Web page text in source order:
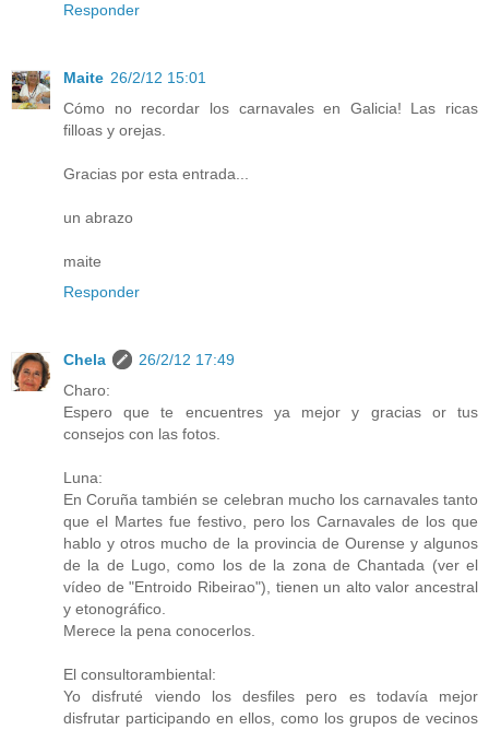
Responder
Maite 26/2/12 15:01
Cómo no recordar los carnavales en Galicia! Las ricas
filloas y orejas.
Gracias por esta entrada...
un abrazo
maite
Responder
Chela
26/2/12 17:49
Charo:
Espero que te encuentres ya mejor y gracias or tus
consejos con las fotos.
Luna:
En Coruña también se celebran mucho los carnavales tanto
que el Martes fue festivo, pero los Carnavales de los que
hablo y otros mucho de la provincia de Ourense y algunos
de la de Lugo, como los de la zona de Chantada (ver el
vídeo de "Entroido Ribeirao"), tienen un alto valor ancestral
y etonográfico.
Merece la pena conocerlos.
El consultorambiental:
Yo disfruté viendo los desfiles pero es todavía mejor
disfrutar participando en ellos, como los grupos de vecinos